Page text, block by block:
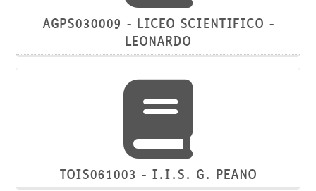
AGPS030009 - LICEO SCIENTIFICO -
LEONARDO
TOIS061003 - I.I.S. G. PEANO